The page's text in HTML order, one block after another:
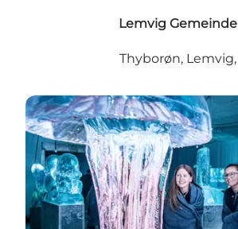
Lemvig Gemeinde
Thyborøn, Lemvig,
Iskunsten - Die Eiskunst